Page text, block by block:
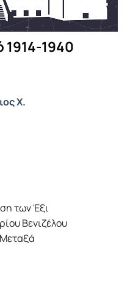
1914-1940
Χ.
των Έξι
Βενιζέλου